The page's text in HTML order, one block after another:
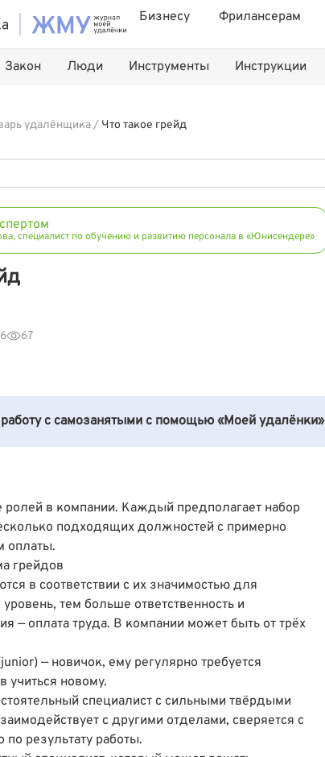
Бизнесу Фрилансерам
Закон Люди Инструменты Инструкции
удалёнщика/ Что такое грейд
специалист по обучению и развитию персонала в «Юнисендере»
67
с самозанятыми с помощью «Моей удалёнки»
ролей в компании. Каждый предполагает набор
подходящих должностей с примерно
оплаты.
грейдов
в соответствии с их значимостью для
тем больше ответственность и
— оплата труда. В компании может быть от трёх
— новичок, ему регулярно требуется
учиться новому.
специалист с сильными твёрдыми
с другими отделами, сверяется с
по результату работы.